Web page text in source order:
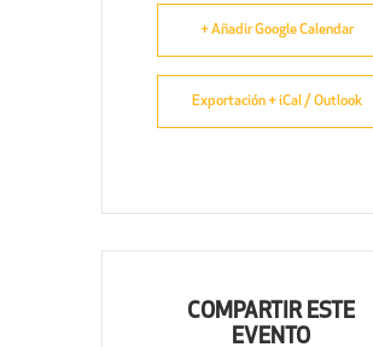
+ Añadir Google Calendar
Exportación + iCal / Outlook
COMPARTIR ESTE
EVENTO